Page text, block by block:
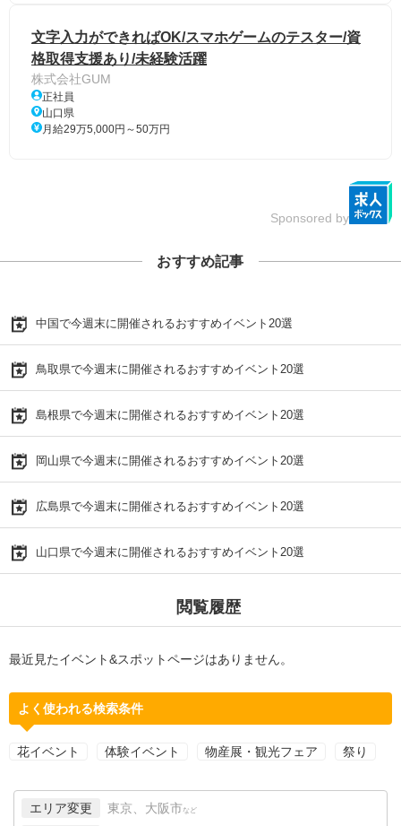
文字入力ができればOK/スマホゲームのテスター/資
格取得支援あり/未経験活躍
株式会社GUM
正社員
山口県
月給29万5,000円～50万円
Sponsored by
おすすめ記事
中国で今週末に開催されるおすすめイベント20選
鳥取県で今週末に開催されるおすすめイベント20選
島根県で今週末に開催されるおすすめイベント20選
岡山県で今週末に開催されるおすすめイベント20選
広島県で今週末に開催されるおすすめイベント20選
山口県で今週末に開催されるおすすめイベント20選
閲覧履歴
最近見たイベント&スポットページはありません。
よく使われる検索条件
花イベント 体験イベント 物産展・観光フェア 祭り
エリア変更 東京、大阪市 など